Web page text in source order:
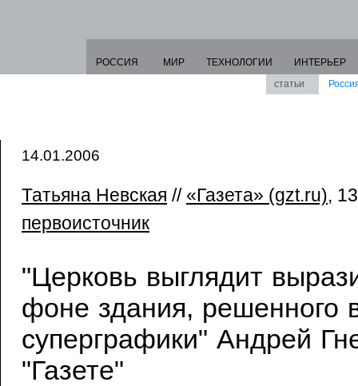
РОССИЯ МИР ТЕХНОЛОГИИ
ИНТЕРЬЕР
статьи
14.01.2006
Татьяна Невская // «Газета» (gzt.ru),
первоисточник
"Церковь выглядит
фоне здания, решенного
суперграфики" Андрей
"Газете"